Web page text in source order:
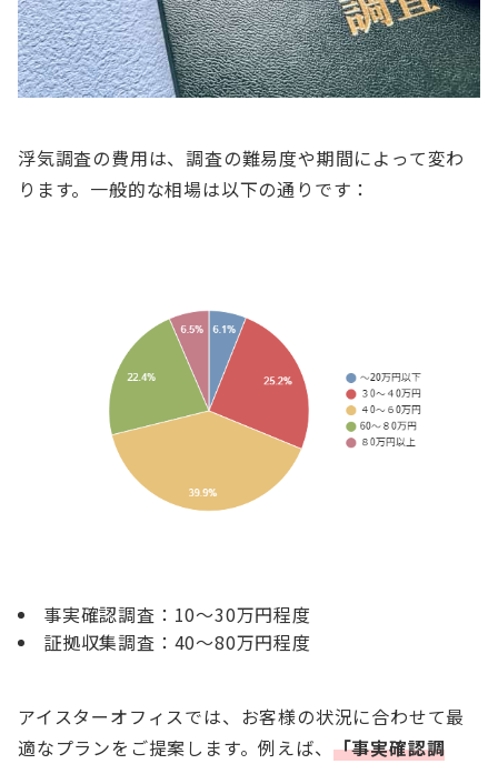
浮気調査の費用は、調査の難易度や期間によって変わ
ります。一般的な相場は以下の通りです：
事実確認調査：10～30万円程度
証拠収集調査：40～80万円程度
アイスターオフィスでは、お客様の状況に合わせて最
適なプランをご提案します。例えば、 「事実確認調